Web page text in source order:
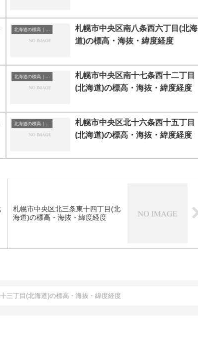
札幌市中央区南八条西六丁目(北海
道)の標高・海抜・緯度経度
札幌市中央区南十七条西十二丁目
(北海道)の標高・海抜・緯度経度
札幌市中央区北十六条西十五丁目
(北海道)の標高・海抜・緯度経度
札幌市中央区北三条東十四丁目(北
海道)の標高・海抜・緯度経度
三丁目(北海道)の標高・海抜・緯度経度